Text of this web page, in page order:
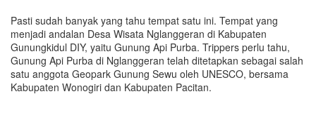
Pasti sudah banyak yang tahu tempat satu ini. Tempat yang
menjadi andalan Desa Wisata Nglanggeran di Kabupaten
Gunungkidul DIY, yaitu Gunung Api Purba. Trippers perlu tahu,
Gunung Api Purba di Nglanggeran telah ditetapkan sebagai salah
satu anggota Geopark Gunung Sewu oleh UNESCO, bersama
Kabupaten Wonogiri dan Kabupaten Pacitan.